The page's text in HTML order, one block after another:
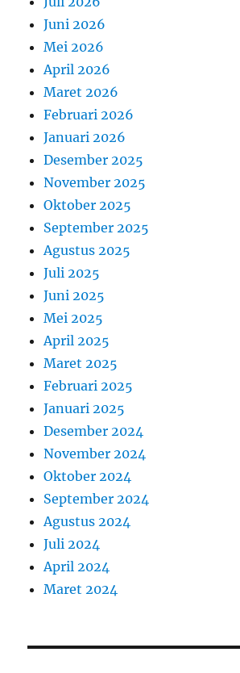
Juni 2026
Mei 2026
April 2026
Maret 2026
Februari 2026
Januari 2026
Desember 2025
November 2025
Oktober 2025
September 2025
Agustus 2025
Juli 2025
Juni 2025
Mei 2025
April 2025
Maret 2025
Februari 2025
Januari 2025
Desember 2024
November 2024
Oktober 2024
September 2024
Agustus 2024
Juli 2024
April 2024
Maret 2024